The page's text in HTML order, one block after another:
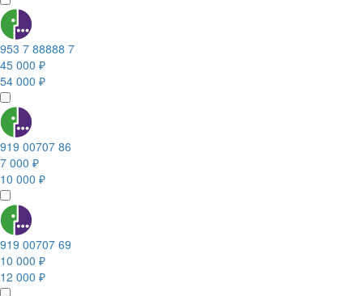
953 7 88888 7
45 000 ₽
54 000 ₽
919 00707 86
7 000 ₽
10 000 ₽
919 00707 69
10 000 ₽
12 000 ₽